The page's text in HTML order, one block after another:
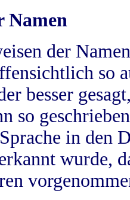
Namen
der
so
besser
so
in
wurde,